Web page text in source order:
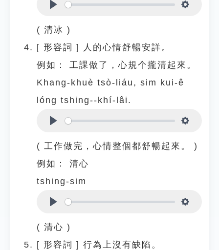
( 清冰 )
[ 形容詞 ]
人的心情舒暢安詳。
例如：
工課做了，心規个攏清起來。
Khang-khuè tsò-liáu, sim kui-ê
lóng tshing--khí-lâi.
( 工作做完，心情整個都舒暢起來。 )
例如：
清心
tshing-sim
( 清心 )
[ 形容詞 ] 行為上沒有缺陷。